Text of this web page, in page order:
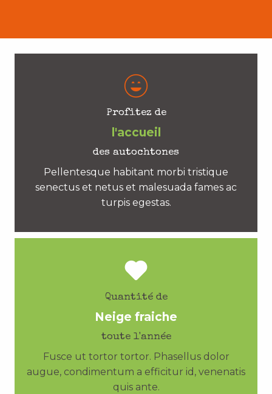
Profitez de
l'accueil
des autochtones
Pellentesque habitant morbi tristique
senectus et netus et malesuada fames ac
turpis egestas.
Quantité de
Neige fraiche
toute l'année
Fusce ut tortor tortor. Phasellus dolor
augue, condimentum a efficitur id, venenatis
quis ante.